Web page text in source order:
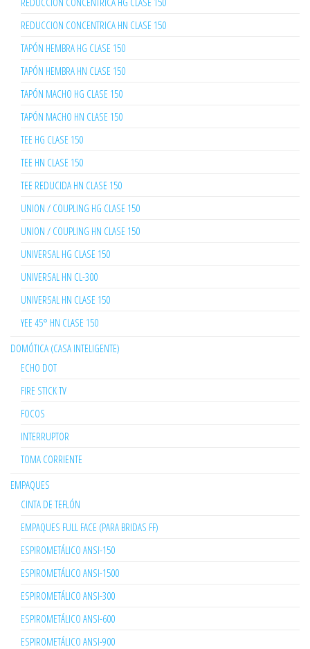
REDUCCION CONCENTRICA HN CLASE 150
TAPÓN HEMBRA HG CLASE 150
TAPÓN HEMBRA HN CLASE 150
TAPÓN MACHO HG CLASE 150
TAPÓN MACHO HN CLASE 150
TEE HG CLASE 150
TEE HN CLASE 150
TEE REDUCIDA HN CLASE 150
UNION / COUPLING HG CLASE 150
UNION / COUPLING HN CLASE 150
UNIVERSAL HG CLASE 150
UNIVERSAL HN CL-300
UNIVERSAL HN CLASE 150
YEE 45° HN CLASE 150
DOMÓTICA (CASA INTELIGENTE)
ECHO DOT
FIRE STICK TV
FOCOS
INTERRUPTOR
TOMA CORRIENTE
EMPAQUES
CINTA DE TEFLÓN
EMPAQUES FULL FACE (PARA BRIDAS FF)
ESPIROMETÁLICO ANSI-150
ESPIROMETÁLICO ANSI-1500
ESPIROMETÁLICO ANSI-300
ESPIROMETÁLICO ANSI-600
ESPIROMETÁLICO ANSI-900